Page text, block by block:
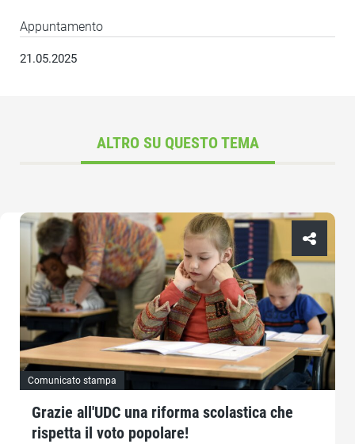
Appuntamento
21.05.2025
ALTRO SU QUESTO TEMA
Comunicato stampa
Grazie all'UDC una riforma scolastica che
rispetta il voto popolare!